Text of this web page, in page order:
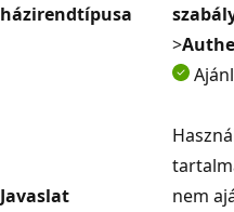
házirendtípusa
>
Javaslat
nem